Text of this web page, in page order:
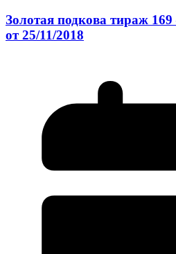
Золотая подкова тираж
от 25/11/2018